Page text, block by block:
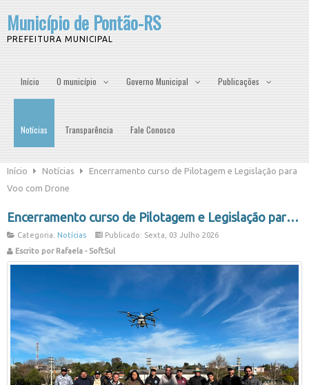
Município de Pontão-RS
PREFEITURA MUNICIPAL
Início O município Governo Municipal Publicações
Notícias Transparência Fale Conosco
Início Notícias
Encerramento curso de Pilotagem e Legislação para
Voo com Drone
Encerramento curso de Pilotagem e Legislação para Voo com Drone
Categoria: Notícias
Publicado: Sexta, 03 Julho 2026
Escrito por Rafaela - SoftSul